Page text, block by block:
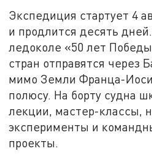
Экспедиция стартует 4
и продлится десять
ледоколе «50 лет
стран отправятся через
мимо Земли Франца-
полюсу. На борту судна
лекции, мастер-классы,
эксперименты и
проекты.